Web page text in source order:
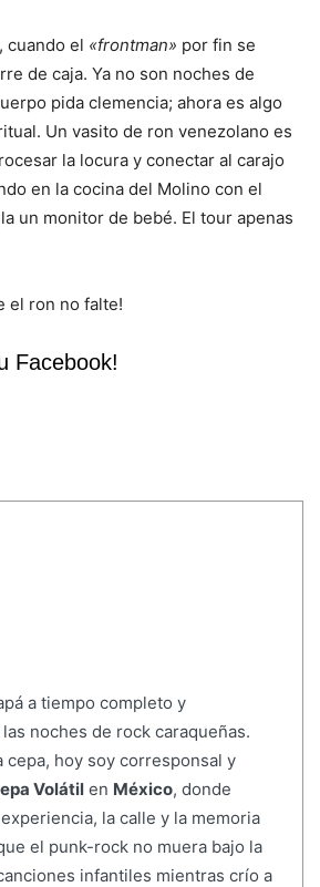
cuando el «frontman» por fin se
de caja. Ya no son noches de
pida clemencia; ahora es algo
Un vasito de ron venezolano es
la locura y conectar al carajo
en la cocina del Molino con el
un monitor de bebé. El tour apenas
el ron no falte!
Facebook!
a tiempo completo y
noches de rock caraqueñas.
cepa, hoy soy corresponsal y
Volátilen México, donde
la calle y la memoria
el punk-rock no muera bajo la
infantiles mientras crío a